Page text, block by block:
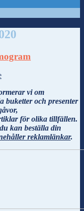
vi om
buketter och presenter
för olika tillfällen.
kan beställa din
reklamlänkar.